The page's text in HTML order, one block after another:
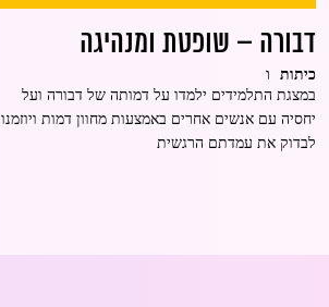
דבורה – שופטת ומנהיגה
כיתות ו
במצגת התלמידים ילמדו על דמותה של דבורה ועל
יחסיה עם אנשים אחרים באמצעות מחוון דמות ויוזמנו
לבדוק את עמדתם הרגשית